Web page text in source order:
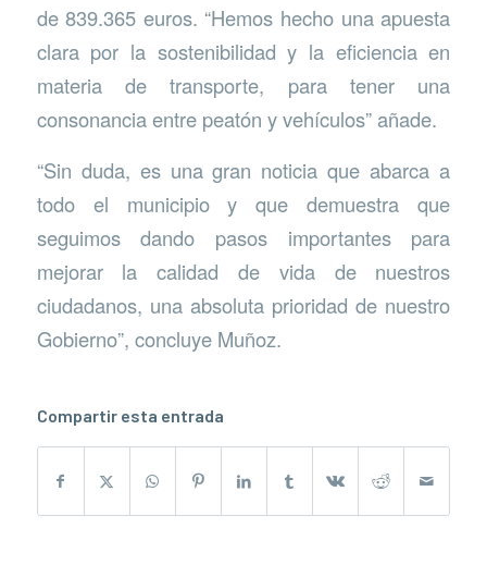
de 839.365 euros. “Hemos hecho una apuesta
clara por la sostenibilidad y la eficiencia en
materia de transporte, para tener una
consonancia entre peatón y vehículos” añade.
“Sin duda, es una gran noticia que abarca a
todo el municipio y que demuestra que
seguimos dando pasos importantes para
mejorar la calidad de vida de nuestros
ciudadanos, una absoluta prioridad de nuestro
Gobierno”, concluye Muñoz.
Compartir esta entrada